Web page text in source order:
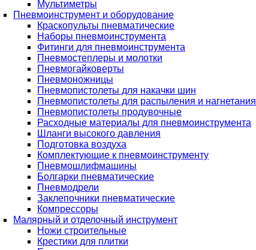
Мультиметры
Пневмоинструмент и оборудование
Краскопульты пневматические
Наборы пневмоинструмента
Фитинги для пневмоинструмента
Пневмостеплеры и молотки
Пневмогайковерты
Пневмоножницы
Пневмопистолеты для накачки шин
Пневмопистолеты для распыления и нагнетания
Пневмопистолеты продувочные
Расходные материалы для пневмоинструмента
Шланги высокого давления
Подготовка воздуха
Комплектующие к пневмоинструменту
Пневмошлифмашины
Болгарки пневматические
Пневмодрели
Заклепочники пневматические
Компрессоры
Малярный и отделочный инструмент
Ножи строительные
Крестики для плитки